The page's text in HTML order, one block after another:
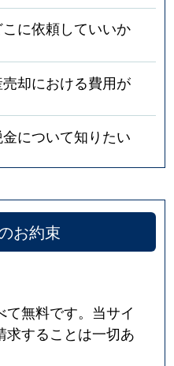
に依頼していいか
却における費用が
について知りたい
お約束
無料です。当サイ
求することは一切あ